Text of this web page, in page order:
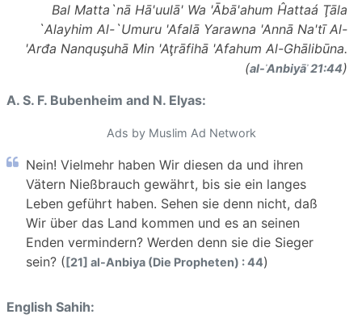
Bal Matta`nā Hā'uulā' Wa 'Ābā'ahum Ĥattaá Ţāla
`Alayhim Al-`Umuru 'Afalā Yarawna 'Annā Na'tī Al-
'Arđa Nanquşuhā Min 'Aţrāfihā 'Afahum Al-Ghālibūna.
(al-ʾAnbiyāʾ 21:44)
A. S. F. Bubenheim and N. Elyas:
Ads by Muslim Ad Network
Nein! Vielmehr haben Wir diesen da und ihren
Vätern Nießbrauch gewährt, bis sie ein langes
Leben geführt haben. Sehen sie denn nicht, daß
Wir über das Land kommen und es an seinen
Enden vermindern? Werden denn sie die Sieger
sein? ([21] al-Anbiya (Die Propheten) : 44)
English Sahih: